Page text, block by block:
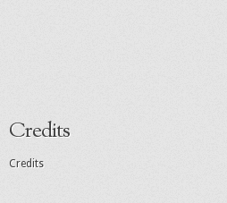
Credits
Credits